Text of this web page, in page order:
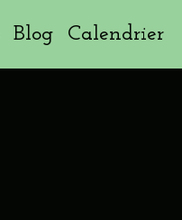
Blog Calendrier